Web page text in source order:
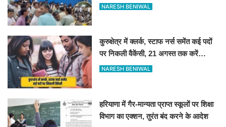
जानिए कारण
NARESH BENIWAL
कुरुक्षेत्र में क्लर्क, स्टाफ नर्स समेंत कई पदों
पर निकली वैकेंसी, 21 अगस्त तक करें
आवेदन
NARESH BENIWAL
हरियाणा में गैर-मान्यता प्राप्त स्कूलों पर शिक्षा
विभाग का एक्शन, तुरंत बंद करने के आदेश